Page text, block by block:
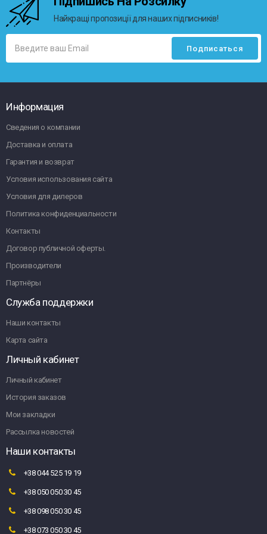
Найкращі пропозиції для наших підписників!
Информация
Сведения о компании
Доставка и оплата
Гарантия и возврат
Условия использования сайта
Условия для дилеров
Политика конфиденциальности
Контакты
Договор публичной оферты.
Производители
Партнёры
Служба поддержки
Наши контакты
Карта сайта
Личный кабинет
Личный кабинет
История заказов
Мои закладки
Рассылка новостей
Наши контакты
+38 044 525 19 19
+38 050 050 30 45
+38 098 050 30 45
+38 073 050 30 45